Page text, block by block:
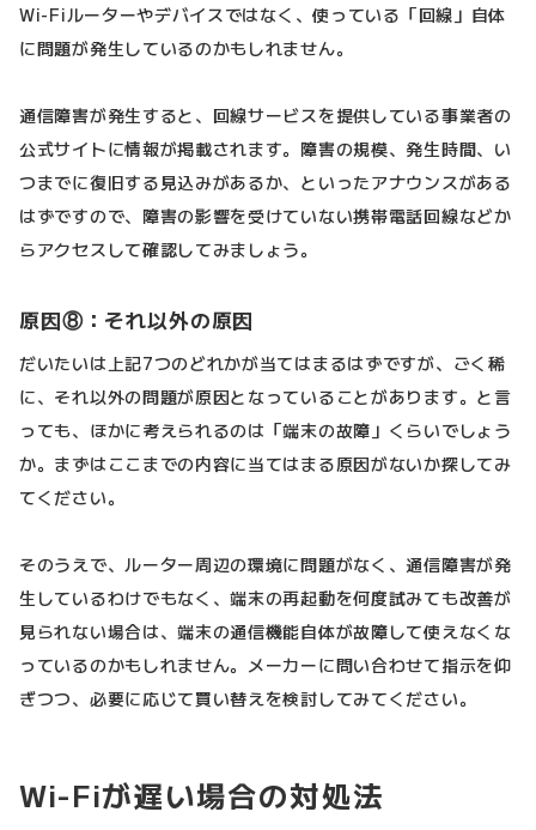
Wi-Fiルーターやデバイスではなく、使っている「回線」自体
に問題が発生しているのかもしれません。
通信障害が発生すると、回線サービスを提供している事業者の
公式サイトに情報が掲載されます。障害の規模、発生時間、い
つまでに復旧する見込みがあるか、といったアナウンスがある
はずですので、障害の影響を受けていない携帯電話回線などか
らアクセスして確認してみましょう。
原因⑧：それ以外の原因
だいたいは上記7つのどれかが当てはまるはずですが、ごく稀
に、それ以外の問題が原因となっていることがあります。と言
っても、ほかに考えられるのは「端末の故障」くらいでしょう
か。まずはここまでの内容に当てはまる原因がないか探してみ
てください。
そのうえで、ルーター周辺の環境に問題がなく、通信障害が発
生しているわけでもなく、端末の再起動を何度試みても改善が
見られない場合は、端末の通信機能自体が故障して使えなくな
っているのかもしれません。メーカーに問い合わせて指示を仰
ぎつつ、必要に応じて買い替えを検討してみてください。
Wi-Fiが遅い場合の対処法